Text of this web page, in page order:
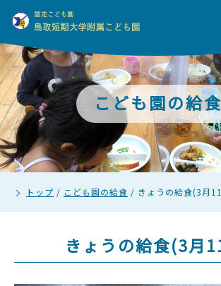
こども園の給
トップ / こども園の給食 / きょうの給食(3月
きょうの給食(3月